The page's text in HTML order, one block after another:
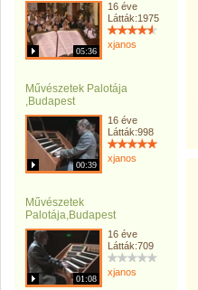
05:36
16 éve
Látták:1975
xjanos
Művészetek Palotája
,Budapest
00:39
16 éve
Látták:998
xjanos
Művészetek
Palotája,Budapest
01:08
16 éve
Látták:709
xjanos